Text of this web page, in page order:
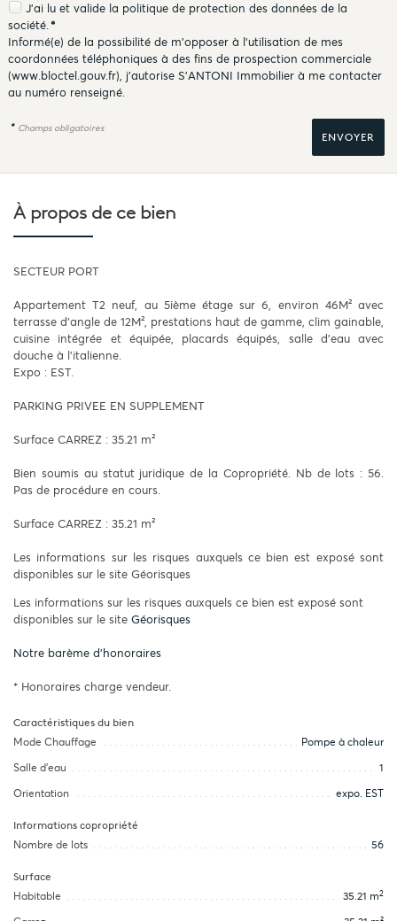
J'ai lu et valide la politique de protection des donnéesde la
société.*
Informé(e) de la possibilité de m'opposer à l'utilisation de mes
coordonnées téléphoniques à des fins de prospection commerciale
(www.bloctel.gouv.fr), j'autorise S'ANTONI Immobilier à me contacter
au numéro renseigné.
* Champs obligatoires
À propos de ce bien
SECTEUR PORT
Appartement T2 neuf, au 5ième étage sur 6, environ 46M² avec
terrasse d’angle de 12M², prestations haut de gamme, clim gainable,
cuisine intégrée et équipée, placards équipés, salle d'eau avec
douche à l'italienne.
Expo : EST.
PARKING PRIVEE EN SUPPLEMENT
Surface CARREZ : 35.21 m²
Bien soumis au statut juridique de la Copropriété. Nb de lots : 56.
Pas de procédure en cours.
Surface CARREZ : 35.21 m²
Les informations sur les risques auxquels ce bien est exposé sont
disponibles sur le site Géorisques
Les informations sur les risques auxquels ce bien est exposé sont
disponibles sur le site Géorisques
Notre barème d'honoraires
* Honoraires charge vendeur.
Caractéristiques du bien
Mode Chauffage
Pompe à chaleur
Salle d’eau 1
Orientation expo. EST
Informations copropriété
Nombre de lots
56
Surface
Habitable
35.21 m2